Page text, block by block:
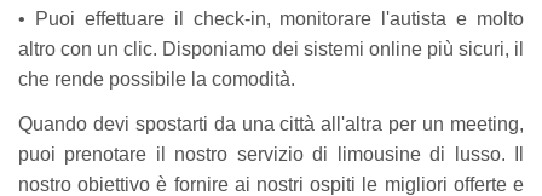
• Puoi effettuare il check-in, monitorare l'autista e molto
altro con un clic. Disponiamo dei sistemi online più sicuri, il
che rende possibile la comodità.
Quando devi spostarti da una città all'altra per un meeting,
puoi prenotare il nostro servizio di limousine di lusso. Il
nostro obiettivo è fornire ai nostri ospiti le migliori offerte e